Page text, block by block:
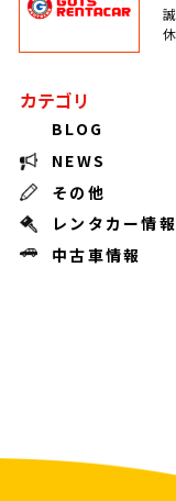
カテゴリ
BLOG
NEWS
その他
レンタカー情報
中古車情報